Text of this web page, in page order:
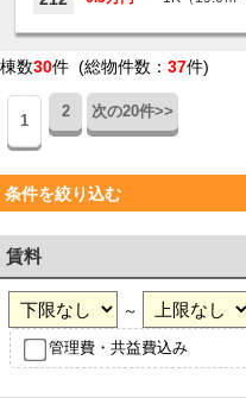
棟数30件 (総物件数： 37件)
1
2 次の20件>>
条件を絞り込む
賃料
～
管理費・共益費込み